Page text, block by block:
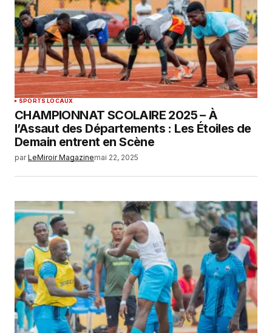
SPORTS LOCAUX
CHAMPIONNAT SCOLAIRE 2025 – À
l’Assaut des Départements : Les Étoiles de
Demain entrent en Scène
par LeMiroir Magazinemai 22, 2025